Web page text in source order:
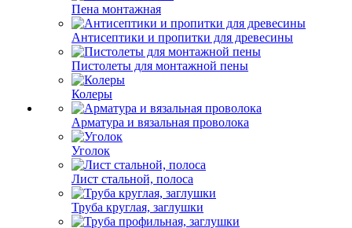
Пена монтажная
Антисептики и пропитки для древесины
Пистолеты для монтажной пены
Колеры
Арматура и вязальная проволока
Уголок
Лист стальной, полоса
Труба круглая, заглушки